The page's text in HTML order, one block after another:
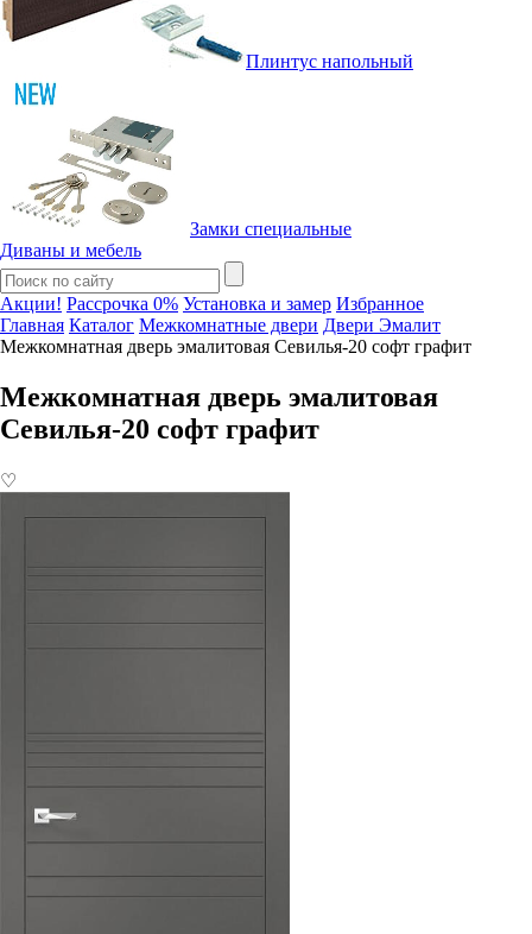
Плинтус напольный
Замки специальные
Диваны и мебель
Акции! Рассрочка 0% Установка и замер Избранное
Главная Каталог Межкомнатные двери Двери Эмалит
Межкомнатная дверь эмалитовая Севилья-20 софт графит
Межкомнатная дверь эмалитовая
Севилья-20 софт графит
♡